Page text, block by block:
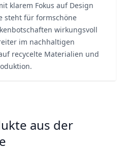
klarem Fokus auf Design
steht für formschöne
wirkungsvoll
im nachhaltigen
recycelte Materialien und
aus der